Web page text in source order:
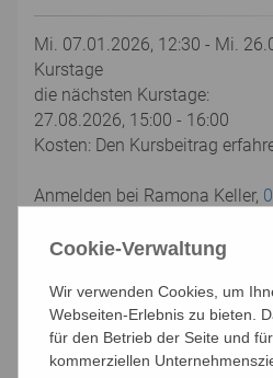
Mi. 07.01.2026, 12:30 - Mi.
Kurstage
die nächsten Kurstage:
27.08.2026, 15:00 - 16:00
Kosten: Den Kursbeitrag
Anmelden bei Ramona Keller,
LIMA - ein
Die Trainings beinhalten
Gedächtnistraining ... fördert
Cookie-Verwaltung
Wir verwenden Cookies, um
Webseiten-Erlebnis zu bieten.
für den Betrieb der Seite und
kommerziellen